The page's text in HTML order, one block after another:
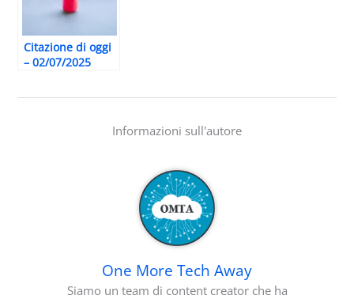
Citazione di oggi
– 02/07/2025
Informazioni sull'autore
One More Tech Away
Siamo un team di content creator che ha